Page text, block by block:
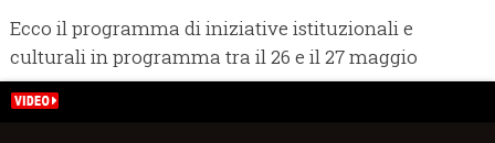
Ecco il programma di iniziative istituzionali e
culturali in programma tra il 26 e il 27 maggio